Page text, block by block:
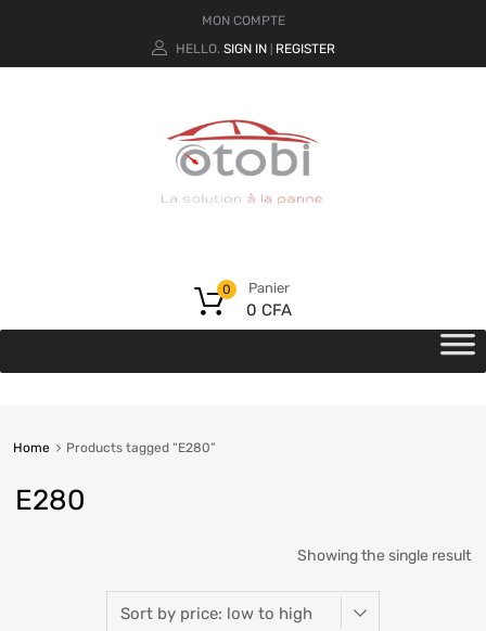
MON COMPTE
HELLO. SIGN IN REGISTER
Panier
0 CFA
0
Home Products tagged “E280”
E280
Showing the single result